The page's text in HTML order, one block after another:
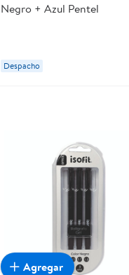
Negro + Azul Pentel
Despacho
Agregar